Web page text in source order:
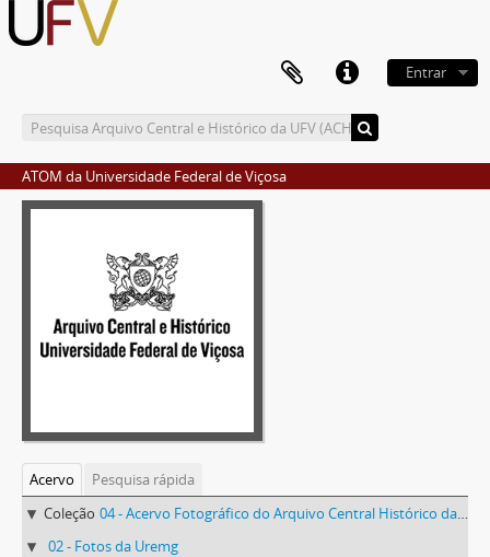
Entrar
ATOM da Universidade Federal de Viçosa
Acervo
Pesquisa rápida
Coleção 04 - Acervo Fotográfico do Arquivo Central Histórico da UFV
02 - Fotos da Uremg